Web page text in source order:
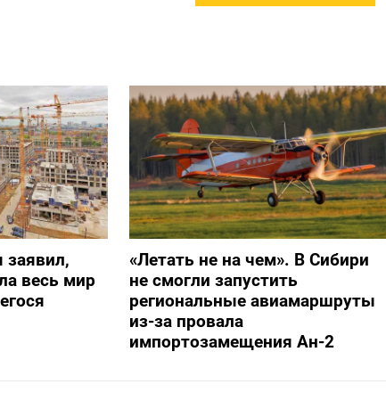
весь мир
«Летать не на чем». В Сибири
не смогли запустить
региональные авиамаршруты
из-за провала
импортозамещения Ан-2